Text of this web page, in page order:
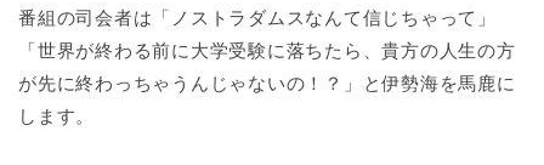
番組の司会者は「ノストラダムスなんて信じちゃって」
「世界が終わる前に大学受験に落ちたら、貴方の人生の方
が先に終わっちゃうんじゃないの！？」と伊勢海を馬鹿に
します。